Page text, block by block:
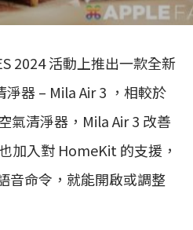
2024 活動上推出一款全新
淨器 – Mila Air 3 ，相較於
氣清淨器，Mila Air 3 改善
加入對 HomeKit 的支援，
音命令，就能開啟或調整